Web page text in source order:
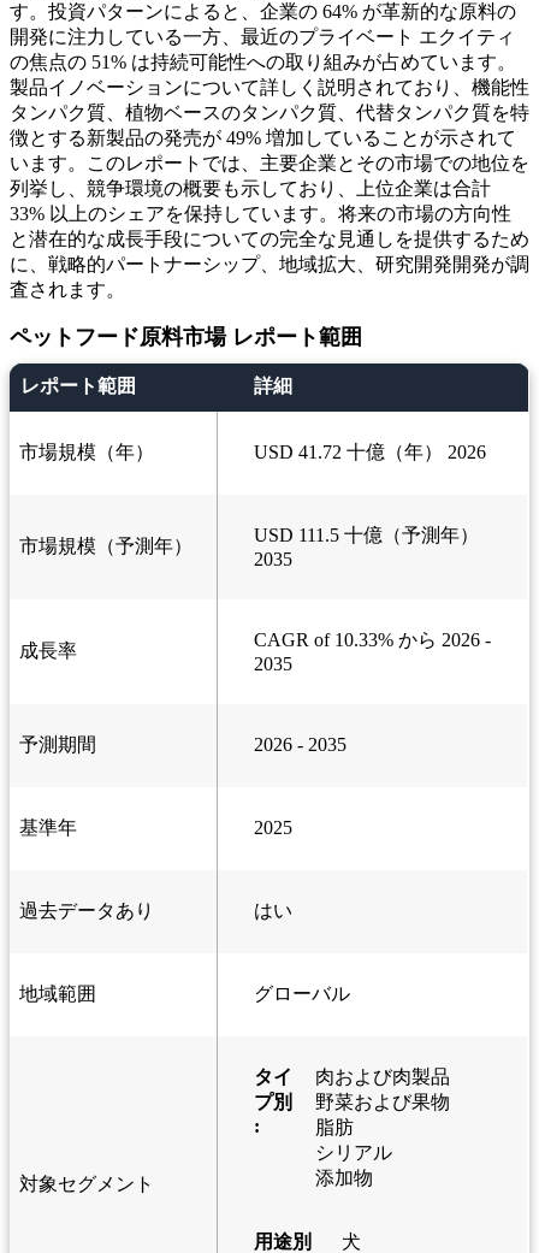
す。投資パターンによると、企業の 64% が革新的な原料の
開発に注力している一方、最近のプライベート エクイティ
の焦点の 51% は持続可能性への取り組みが占めています。
製品イノベーションについて詳しく説明されており、機能性
タンパク質、植物ベースのタンパク質、代替タンパク質を特
徴とする新製品の発売が 49% 増加していることが示されて
います。このレポートでは、主要企業とその市場での地位を
列挙し、競争環境の概要も示しており、上位企業は合計
33% 以上のシェアを保持しています。将来の市場の方向性
と潜在的な成長手段についての完全な見通しを提供するため
に、戦略的パートナーシップ、地域拡大、研究開発開発が調
査されます。
ペットフード原料市場 レポート範囲
レポート範囲 詳細
市場規模（年） USD 41.72 十億（年） 2026
市場規模（予測年）
USD 111.5 十億（予測年）
2035
成長率
CAGR of 10.33% から 2026 -
2035
予測期間 2026 - 2035
基準年 2025
過去データあり はい
地域範囲 グローバル
対象セグメント
タイ
プ別
:
肉および肉製品
野菜および果物
脂肪
シリアル
添加物
用途別 犬